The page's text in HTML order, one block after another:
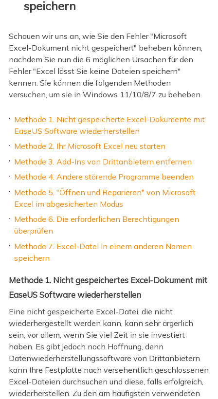
speichern
Schauen wir uns an, wie Sie den Fehler "Microsoft
Excel-Dokument nicht gespeichert" beheben können,
nachdem Sie nun die 6 möglichen Ursachen für den
Fehler "Excel lässt Sie keine Dateien speichern"
kennen. Sie können die folgenden Methoden
versuchen, um sie in Windows 11/10/8/7 zu beheben.
Methode 1. Nicht gespeicherte Excel-Dokumente mit
EaseUS Software wiederherstellen
Methode 2. Ihr Microsoft Excel neu starten
Methode 3. Add-Ins von Drittanbietern entfernen
Methode 4. Andere störende Programme beenden
Methode 5. "Öffnen und Reparieren" von Microsoft
Excel im abgesicherten Modus
Methode 6. Die erforderlichen Berechtigungen
überprüfen
Methode 7. Excel-Datei in einem anderen Namen
speichern
Methode 1. Nicht gespeichertes Excel-Dokument mit
EaseUS Software wiederherstellen
Eine nicht gespeicherte Excel-Datei, die nicht
wiederhergestellt werden kann, kann sehr ärgerlich
sein, vor allem, wenn Sie viel Zeit in sie investiert
haben. Es gibt jedoch noch Hoffnung, denn
Datenwiederherstellungssoftware von Drittanbietern
kann Ihre Festplatte nach versehentlich geschlossenen
Excel-Dateien durchsuchen und diese, falls erfolgreich,
wiederherstellen. Zu den am häufigsten verwendeten